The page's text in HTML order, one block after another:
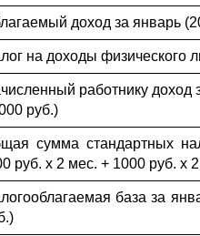
доход за январь
на доходы физического
работнику доход
руб.)
сумма стандартных
руб. х 2 мес. + 1000 руб. х
база за